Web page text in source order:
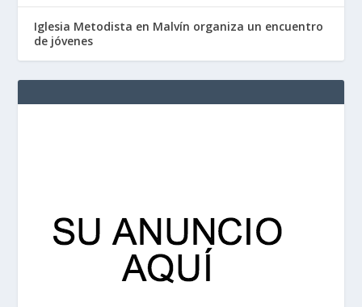
Iglesia Metodista en Malvín organiza un encuentro
de jóvenes